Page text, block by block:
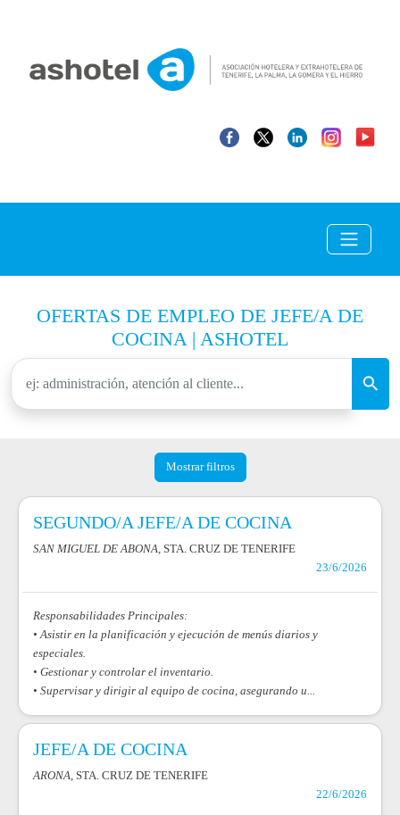
OFERTAS DE EMPLEO DE JEFE/A DE
COCINA | ASHOTEL
Mostrar filtros
SEGUNDO/A JEFE/A DE COCINA
SAN MIGUEL DE ABONA, STA. CRUZ DE TENERIFE
23/6/2026
Responsabilidades Principales:
• Asistir en la planificación y ejecución de menús diarios y
especiales.
• Gestionar y controlar el inventario.
• Supervisar y dirigir al equipo de cocina, asegurando u...
JEFE/A DE COCINA
ARONA, STA. CRUZ DE TENERIFE
22/6/2026